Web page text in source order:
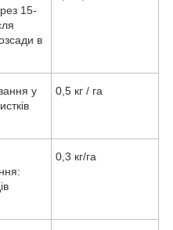
15-
в
у
0,5 кг / га
0,3 кг/га